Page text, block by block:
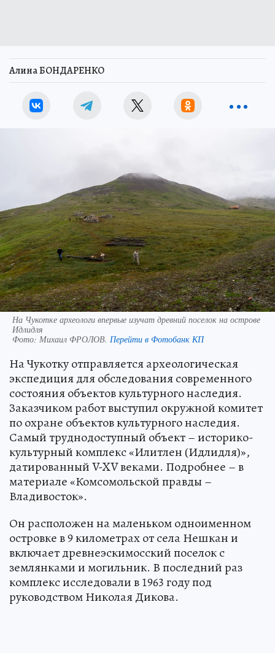
Алина БОНДАРЕНКО
На Чукотке археологи впервые изучат древний поселок на острове
Идлидля
Фото: Михаил ФРОЛОВ. Перейти в Фотобанк КП
На Чукотку отправляется археологическая
экспедиция для обследования современного
состояния объектов культурного наследия.
Заказчиком работ выступил окружной комитет
по охране объектов культурного наследия.
Самый труднодоступный объект – историко-
культурный комплекс «Илитлен (Идлидля)»,
датированный V-XV веками. Подробнее – в
материале «Комсомольской правды –
Владивосток».
Он расположен на маленьком одноименном
островке в 9 километрах от села Нешкан и
включает древнеэскимосский поселок с
землянками и могильник. В последний раз
комплекс исследовали в 1963 году под
руководством Николая Дикова.